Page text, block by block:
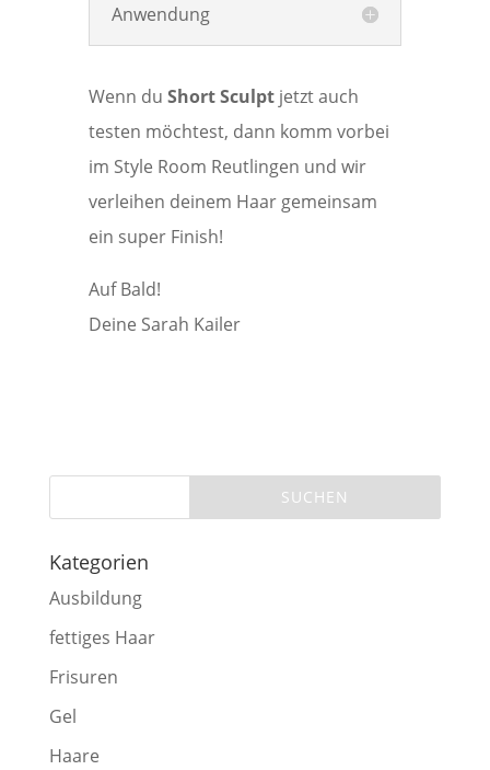
Anwendung
Wenn du Short Sculptjetzt auch
testen möchtest, dann komm vorbei
im Style Room Reutlingen und wir
verleihen deinem Haar gemeinsam
ein super Finish!
Auf Bald!
Deine Sarah Kailer
Kategorien
Ausbildung
fettiges Haar
Frisuren
Gel
Haare